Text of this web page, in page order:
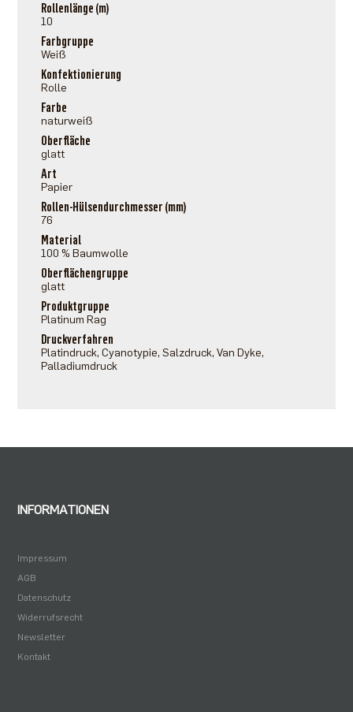
Rollenlänge (m)
10
Farbgruppe
Weiß
Konfektionierung
Rolle
Farbe
naturweiß
Oberfläche
glatt
Art
Papier
Rollen-Hülsendurchmesser (mm)
76
Material
100 % Baumwolle
Oberflächengruppe
glatt
Produktgruppe
Platinum Rag
Druckverfahren
Platindruck, Cyanotypie, Salzdruck, Van Dyke,
Palladiumdruck
INFORMATIONEN
Impressum
AGB
Datenschutz
Widerrufsrecht
Newsletter
Kontakt